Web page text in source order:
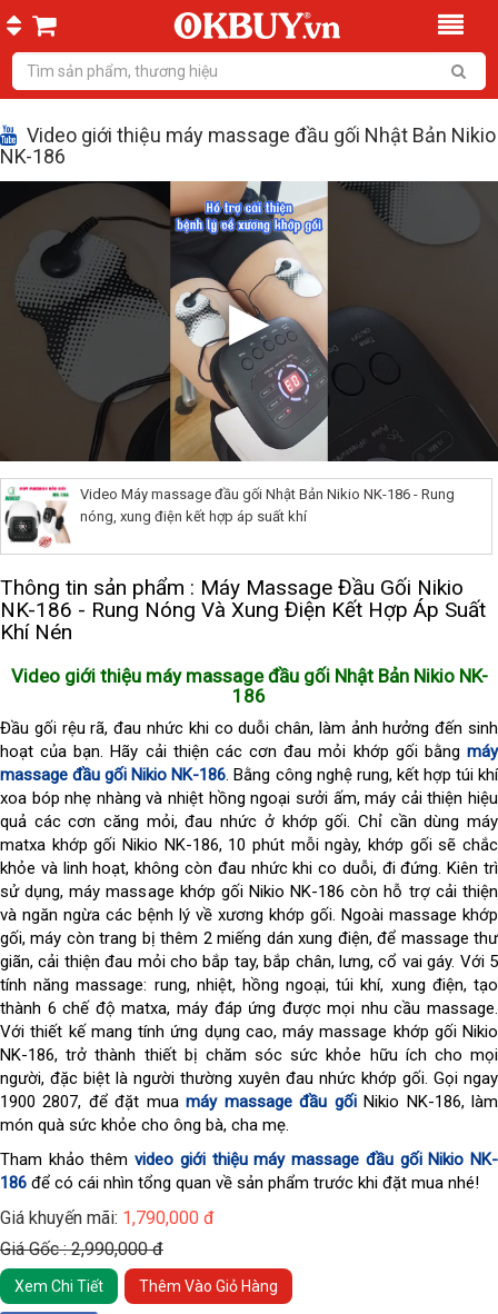
Video giới thiệu máy massage đầu gối Nhật Bản Nikio
NK-186
Video Máy massage đầu gối Nhật Bản Nikio NK-186 - Rung
nóng, xung điện kết hợp áp suất khí
Thông tin sản phẩm : Máy Massage Đầu Gối Nikio
NK-186 - Rung Nóng Và Xung Điện Kết Hợp Áp Suất
Khí Nén
Video giới thiệu máy massage đầu gối Nhật Bản Nikio NK-
186
Đầu gối rệu rã, đau nhức khi co duỗi chân, làm ảnh hưởng đến sinh
hoạt của bạn. Hãy cải thiện các cơn đau mỏi khớp gối bằng máy
massage đầu gối Nikio NK-186. Bằng công nghệ rung, kết hợp túi khí
xoa bóp nhẹ nhàng và nhiệt hồng ngoại sưởi ấm, máy cải thiện hiệu
quả các cơn căng mỏi, đau nhức ở khớp gối. Chỉ cần dùng máy
matxa khớp gối Nikio NK-186, 10 phút mỗi ngày, khớp gối sẽ chắc
khỏe và linh hoạt, không còn đau nhức khi co duỗi, đi đứng. Kiên trì
sử dụng, máy massage khớp gối Nikio NK-186 còn hỗ trợ cải thiện
và ngăn ngừa các bệnh lý về xương khớp gối. Ngoài massage khớp
gối, máy còn trang bị thêm 2 miếng dán xung điện, để massage thư
giãn, cải thiện đau mỏi cho bắp tay, bắp chân, lưng, cổ vai gáy. Với 5
tính năng massage: rung, nhiệt, hồng ngoại, túi khí, xung điện, tạo
thành 6 chế độ matxa, máy đáp ứng được mọi nhu cầu massage.
Với thiết kế mang tính ứng dụng cao, máy massage khớp gối Nikio
NK-186, trở thành thiết bị chăm sóc sức khỏe hữu ích cho mọi
người, đặc biệt là người thường xuyên đau nhức khớp gối. Gọi ngay
1900 2807, để đặt mua máy massage đầu gối Nikio NK-186, làm
món quà sức khỏe cho ông bà, cha mẹ.
Tham khảo thêmvideo giới thiệu máy massage đầu gối Nikio NK-
186 để có cái nhìn tổng quan về sản phẩm trước khi đặt mua nhé!
Giá khuyến mãi: 1,790,000 đ
Giá Gốc : 2,990,000 đ
Xem Chi Tiết Thêm Vào Giỏ Hàng